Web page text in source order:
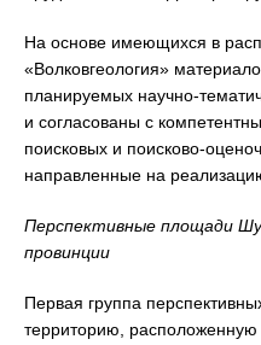
На основе имеющихся в
«Волковгеология»
планируемых научно-
и согласованы с
поисковых и поисково-
направленные на
Перспективные площади
провинции
Первая группа
территорию, расположенную